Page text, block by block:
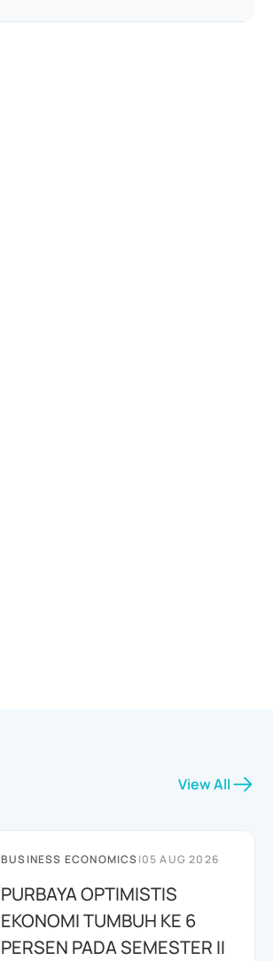
View All
BUSINESS ECONOMICS|05 AUG 2026
PURBAYA OPTIMISTIS
EKONOMI TUMBUH KE 6
PERSEN PADA SEMESTER II